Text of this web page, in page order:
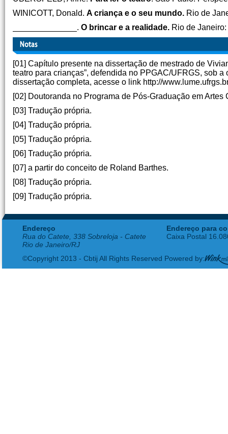
WINICOTT, Donald. A criança e o seu mundo. Rio de
______________. O brincar e a realidade. Rio de
[01] Capítulo presente na dissertação de mestrado de
teatro para crianças”, defendida no PPGAC/UFRGS, sob
dissertação completa, acesse o link http://
[02] Doutoranda no Programa de Pós-Graduação em
[03] Tradução própria.
[04] Tradução própria.
[05] Tradução própria.
[06] Tradução própria.
[07] a partir do conceito de Roland Barthes.
[08] Tradução própria.
[09] Tradução própria.
Endereço
Rua do Catete, 338 Sobreloja - Catete
Rio de Janeiro/RJ
Endereço para
Caixa Postal
©Copyright 2013 - Cbtij All Rights Reserved Powered by: